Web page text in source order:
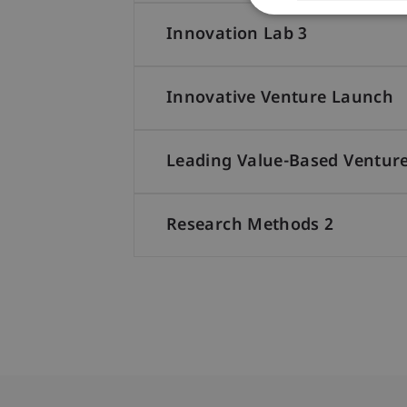
Innovation Lab 3
Innovative Venture Launch
Leading Value-Based
Research Methods 2